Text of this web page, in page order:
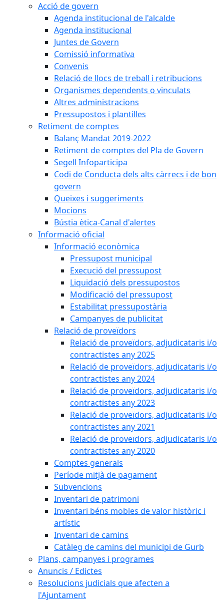
Acció de govern
Agenda institucional de l'alcalde
Agenda institucional
Juntes de Govern
Comissió informativa
Convenis
Relació de llocs de treball i retribucions
Organismes dependents o vinculats
Altres administracions
Pressupostos i plantilles
Retiment de comptes
Balanç Mandat 2019-2022
Retiment de comptes del Pla de Govern
Segell Infoparticipa
Codi de Conducta dels alts càrrecs i de bon
govern
Queixes i suggeriments
Mocions
Bústia ètica-Canal d'alertes
Informació oficial
Informació econòmica
Pressupost municipal
Execució del pressupost
Liquidació dels pressupostos
Modificació del pressupost
Estabilitat pressupostària
Campanyes de publicitat
Relació de proveïdors
Relació de proveïdors, adjudicataris i/o
contractistes any 2025
Relació de proveïdors, adjudicataris i/o
contractistes any 2024
Relació de proveïdors, adjudicataris i/o
contractistes any 2023
Relació de proveïdors, adjudicataris i/o
contractistes any 2021
Relació de proveïdors, adjudicataris i/o
contractistes any 2020
Comptes generals
Període mitjà de pagament
Subvencions
Inventari de patrimoni
Inventari béns mobles de valor històric i
artístic
Inventari de camins
Catàleg de camins del municipi de Gurb
Plans, campanyes i programes
Anuncis / Edictes
Resolucions judicials que afecten a
l'Ajuntament